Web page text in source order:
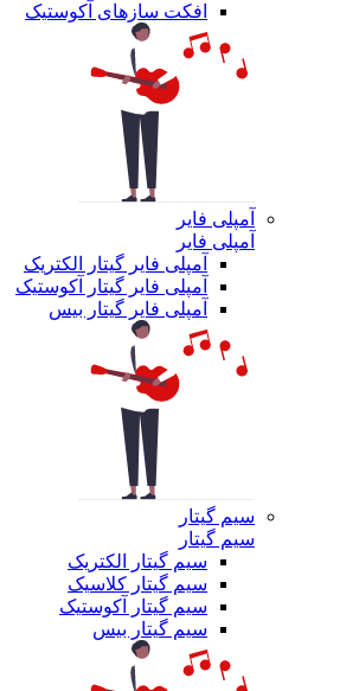
افکت سازهای آکوستیک
آمپلی فایر
آمپلی فایر
آمپلی فایر گیتار الکتریک
آمپلی فایر گیتار آکوستیک
آمپلی فایر گیتار بیس
سیم گیتار
سیم گیتار
سیم گیتار الکتریک
سیم گیتار کلاسیک
سیم گیتار آکوستیک
سیم گیتار بیس